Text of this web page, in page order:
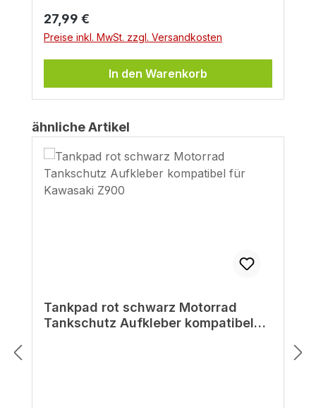
Regulärer Preis:
27,99 €
Preise inkl. MwSt. zzgl. Versandkosten
In den Warenkorb
Produktgalerie überspringen
ähnliche Artikel
Tankpad rot schwarz Motorrad
Tankschutz Aufkleber kompatibel